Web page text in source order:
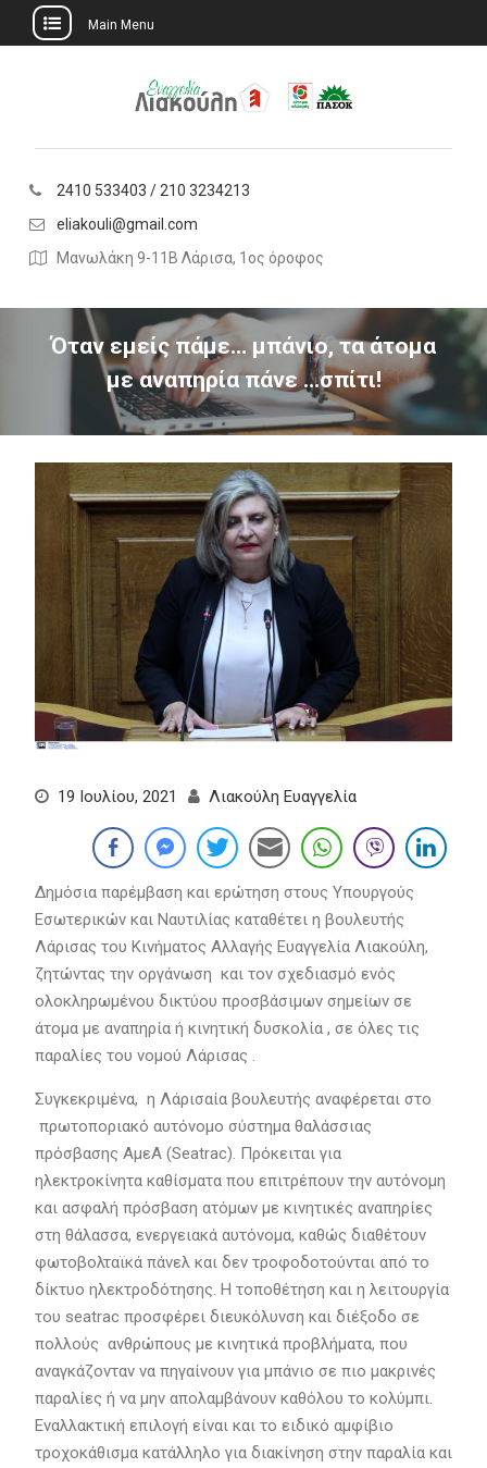
Main Menu
2410 533403 / 210 3234213
eliakouli@gmail.com
Μανωλάκη 9-11Β Λάρισα, 1ος όροφος
Όταν εμείς πάμε… μπάνιο, τα άτομα
με αναπηρία πάνε …σπίτι!
19 Ιουλίου, 2021 Λιακούλη Ευαγγελία
Δημόσια παρέμβαση και ερώτηση στους Υπουργούς
Εσωτερικών και Ναυτιλίας καταθέτει η βουλευτής
Λάρισας του Κινήματος Αλλαγής Ευαγγελία Λιακούλη,
ζητώντας την οργάνωση και τον σχεδιασμό ενός
ολοκληρωμένου δικτύου προσβάσιμων σημείων σε
άτομα με αναπηρία ή κινητική δυσκολία , σε όλες τις
παραλίες του νομού Λάρισας .
Συγκεκριμένα, η Λάρισαία βουλευτής αναφέρεται στο
πρωτοποριακό αυτόνομο σύστημα θαλάσσιας
πρόσβασης ΑμεΑ (Seatrac). Πρόκειται για
ηλεκτροκίνητα καθίσματα που επιτρέπουν την αυτόνομη
και ασφαλή πρόσβαση ατόμων με κινητικές αναπηρίες
στη θάλασσα, ενεργειακά αυτόνομα, καθώς διαθέτουν
φωτοβολταϊκά πάνελ και δεν τροφοδοτούνται από το
δίκτυο ηλεκτροδότησης. Η τοποθέτηση και η λειτουργία
του seatrac προσφέρει διευκόλυνση και διέξοδο σε
πολλούς ανθρώπους με κινητικά προβλήματα, που
αναγκάζονταν να πηγαίνουν για μπάνιο σε πιο μακρινές
παραλίες ή να μην απολαμβάνουν καθόλου το κολύμπι.
Εναλλακτική επιλογή είναι και το ειδικό αμφίβιο
τροχοκάθισμα κατάλληλο για διακίνηση στην παραλία και